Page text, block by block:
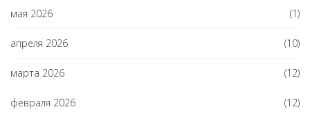
мая 2026 (1)
апреля 2026 (10)
марта 2026 (12)
февраля 2026 (12)